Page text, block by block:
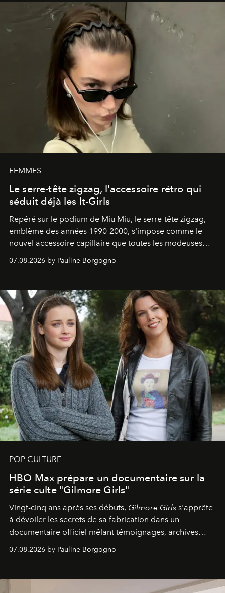
FEMMES
Le serre-tête zigzag, l'accessoire rétro qui
séduit déjà les It-Girls
Repéré sur le podium de Miu Miu, le serre-tête zigzag,
emblème des années 1990-2000, s'impose comme le
nouvel accessoire capillaire que toutes les modeuses
s'arrachent déjà.
07.08.2026 by Pauline Borgogno
POP CULTURE
HBO Max prépare un documentaire sur la
série culte "Gilmore Girls"
Vingt-cinq ans après ses débuts, Gilmore Girls s'apprête
à dévoiler les secrets de sa fabrication dans un
documentaire officiel mêlant témoignages, archives
inédites et plongée dans les coulisses d'un phénomène
générationnel.
07.08.2026 by Pauline Borgogno